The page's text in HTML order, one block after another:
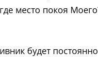
место покоя
будет